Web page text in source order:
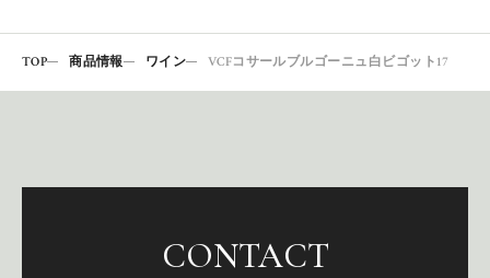
TOP 商品情報 ワイン VCFコサールブルゴーニュ白ビゴット17
CONTACT